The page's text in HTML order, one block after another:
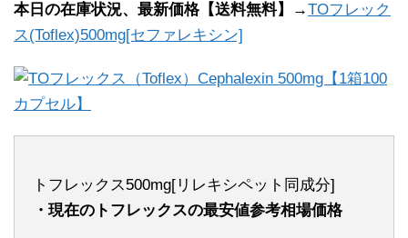
本日の在庫状況、最新価格【送料無料】→TOフレック
ス(Toflex)500mg[セファレキシン]
トフレックス500mg[リレキシペット同成分]
・現在のトフレックスの最安値参考相場価格